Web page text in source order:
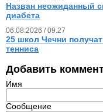
Назван неожиданный
диабета
06.08.2026 / 09.27
25 школ Чечни
тенниса
Добавить
Имя
Сообщение